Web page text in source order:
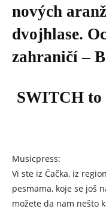
nových
dvojhlase.
zahraničí –
SWITCH
Musicpress:
Vi ste iz Čačka, iz
pesmama, koje se još
možete da nam nešto